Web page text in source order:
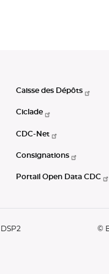
Caisse des Dépôts
Ciclade
CDC-Net
Consignations
Portail Open Data CDC
DSP2
©